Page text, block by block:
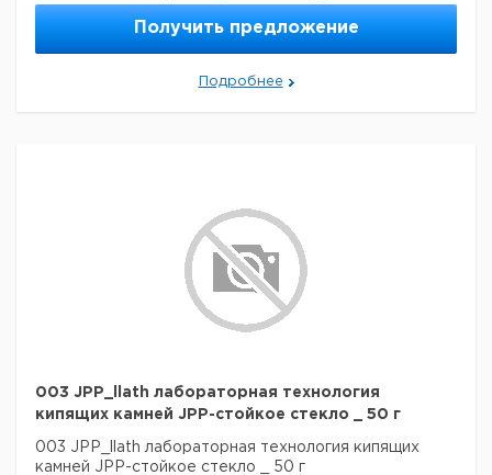
Получить предложение
Подробнее
003 JPP_llath лабораторная технология
кипящих камней JPP-стойкое стекло _ 50 г
003 JPP_llath лабораторная технология кипящих
камней JPP-стойкое стекло _ 50 г